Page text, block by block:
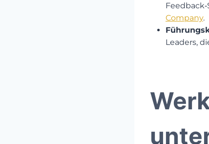
Company.
Leaders,